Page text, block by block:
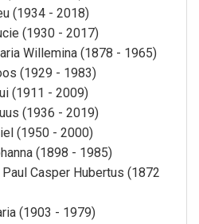
(1934 - 2018)
(1930 - 2017)
Willemina (1878 - 1965)
(1929 - 1983)
(1911 - 2009)
(1936 - 2019)
(1950 - 2000)
(1898 - 1985)
Casper Hubertus (1872
(1903 - 1979)